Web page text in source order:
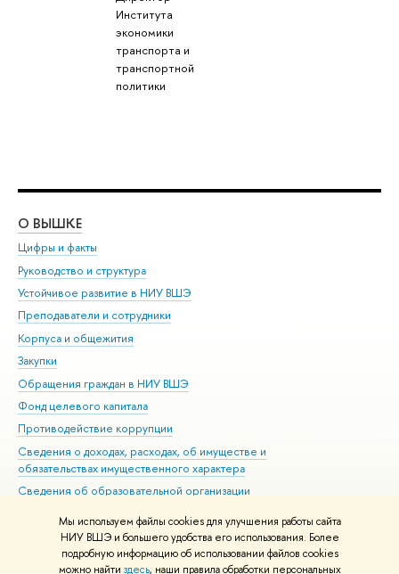
Мы используем файлы cookies для улучшения работы сайта
НИУ ВШЭ и большего удобства его использования. Более
подробную информацию об использовании файлов cookies
можно найти здесь, наши правила обработки персональных
Института
экономики
транспорта и
транспортной
политики
О ВЫШКЕ
Цифры и факты
Руководство и структура
Устойчивое развитие в НИУ ВШЭ
Преподаватели и сотрудники
Корпуса и общежития
Закупки
Обращения граждан в НИУ ВШЭ
Фонд целевого капитала
Противодействие коррупции
Сведения о доходах, расходах, об имуществе и
обязательствах имущественного характера
Сведения об образовательной организации
Людям с ограниченными возможностями здоровья
Единая платежная страница
Работа в Вышке